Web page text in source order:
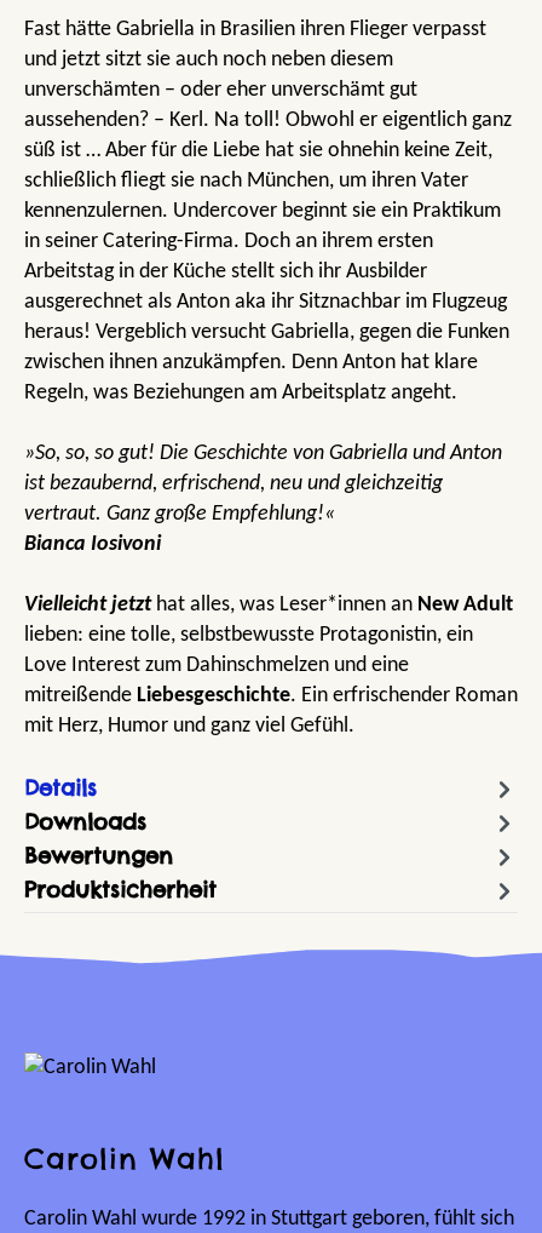
Fast hätte Gabriella in Brasilien ihren Flieger verpasst
und jetzt sitzt sie auch noch neben diesem
unverschämten – oder eher unverschämt gut
aussehenden? – Kerl. Na toll! Obwohl er eigentlich ganz
süß ist … Aber für die Liebe hat sie ohnehin keine Zeit,
schließlich fliegt sie nach München, um ihren Vater
kennenzulernen. Undercover beginnt sie ein Praktikum
in seiner Catering-Firma. Doch an ihrem ersten
Arbeitstag in der Küche stellt sich ihr Ausbilder
ausgerechnet als Anton aka ihr Sitznachbar im Flugzeug
heraus! Vergeblich versucht Gabriella, gegen die Funken
zwischen ihnen anzukämpfen. Denn Anton hat klare
Regeln, was Beziehungen am Arbeitsplatz angeht.
»So, so, so gut! Die Geschichte von Gabriella und Anton
ist bezaubernd, erfrischend, neu und gleichzeitig
vertraut. Ganz große Empfehlung!«
Bianca Iosivoni
Vielleicht jetzthat alles, was Leser*innen an New Adult
lieben: eine tolle, selbstbewusste Protagonistin, ein
Love Interest zum Dahinschmelzen und eine
mitreißende Liebesgeschichte. Ein erfrischender Roman
mit Herz, Humor und ganz viel Gefühl.
Details
Downloads
Bewertungen
Produktsicherheit
Carolin Wahl
Carolin Wahl wurde 1992 in Stuttgart geboren, fühlt sich